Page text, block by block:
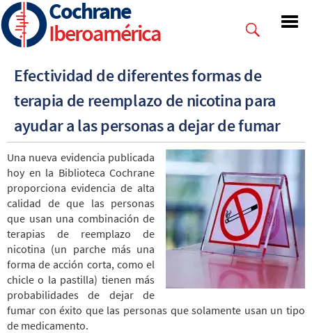
Skip
to
main
Cochrane
Iberoamérica
Efectividad de diferentes formas de
terapia de reemplazo de nicotina para
ayudar a las personas a dejar de fumar
Una nueva evidencia publicada
hoy en la Biblioteca Cochrane
proporciona evidencia de alta
calidad de que las personas
que usan una combinación de
terapias de reemplazo de
nicotina (un parche más una
forma de acción corta, como el
chicle o la pastilla) tienen más
probabilidades de dejar de
fumar con éxito que las personas que solamente usan un tipo
de medicamento.